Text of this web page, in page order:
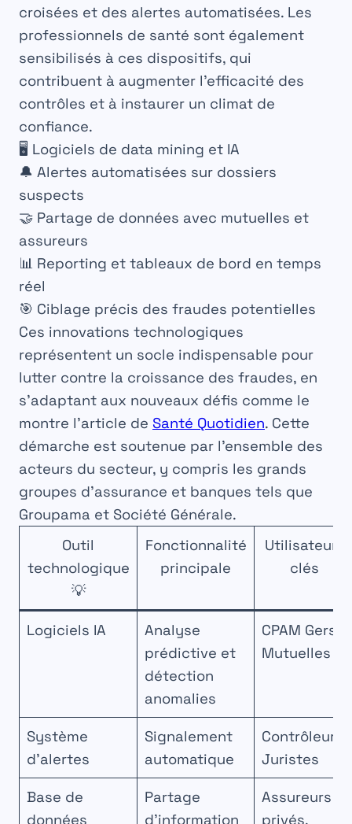
croisées et des alertes automatisées. Les
professionnels de santé sont également
sensibilisés à ces dispositifs, qui
contribuent à augmenter l’efficacité des
contrôles et à instaurer un climat de
confiance.
🖥️ Logiciels de data mining et IA
🔔 Alertes automatisées sur dossiers
suspects
🤝 Partage de données avec mutuelles et
assureurs
📊 Reporting et tableaux de bord en temps
réel
🎯 Ciblage précis des fraudes potentielles
Ces innovations technologiques
représentent un socle indispensable pour
lutter contre la croissance des fraudes, en
s’adaptant aux nouveaux défis comme le
montre l’article de Santé Quotidien. Cette
démarche est soutenue par l’ensemble des
acteurs du secteur, y compris les grands
groupes d’assurance et banques tels que
Groupama et Société Générale.
Outil
technologique
💡
Fonctionnalité
principale
Utilisateurs
clés
Logiciels IA
Analyse
prédictive et
détection
anomalies
CPAM Gers,
Mutuelles
Système
d’alertes
Signalement
automatique
Contrôleurs,
Juristes
Base de
données
Partage
d’information
Assureurs
privés,